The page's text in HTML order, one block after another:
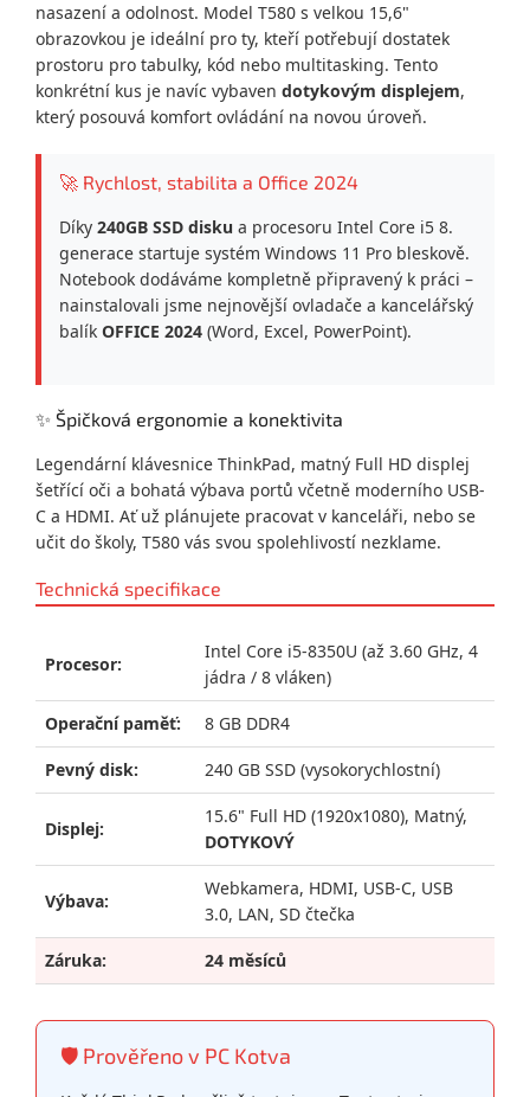
nasazení a odolnost. Model T580 s velkou 15,6"
obrazovkou je ideální pro ty, kteří potřebují dostatek
prostoru pro tabulky, kód nebo multitasking. Tento
konkrétní kus je navíc vybaven dotykovým displejem,
který posouvá komfort ovládání na novou úroveň.
🚀 Rychlost, stabilita a Office 2024
Díky 240GB SSD disku a procesoru Intel Core i5 8.
generace startuje systém Windows 11 Pro bleskově.
Notebook dodáváme kompletně připravený k práci –
nainstalovali jsme nejnovější ovladače a kancelářský
balík OFFICE 2024 (Word, Excel, PowerPoint).
✨ Špičková ergonomie a konektivita
Legendární klávesnice ThinkPad, matný Full HD displej
šetřící oči a bohatá výbava portů včetně moderního USB-
C a HDMI. Ať už plánujete pracovat v kanceláři, nebo se
učit do školy, T580 vás svou spolehlivostí nezklame.
Technická specifikace
Procesor:
Intel Core i5-8350U (až 3.60 GHz, 4
jádra / 8 vláken)
Operační paměť: 8 GB DDR4
Pevný disk: 240 GB SSD (vysokorychlostní)
Displej:
15.6" Full HD (1920x1080), Matný,
DOTYKOVÝ
Výbava:
Webkamera, HDMI, USB-C, USB
3.0, LAN, SD čtečka
Záruka: 24 měsíců
🛡️ Prověřeno v PC Kotva